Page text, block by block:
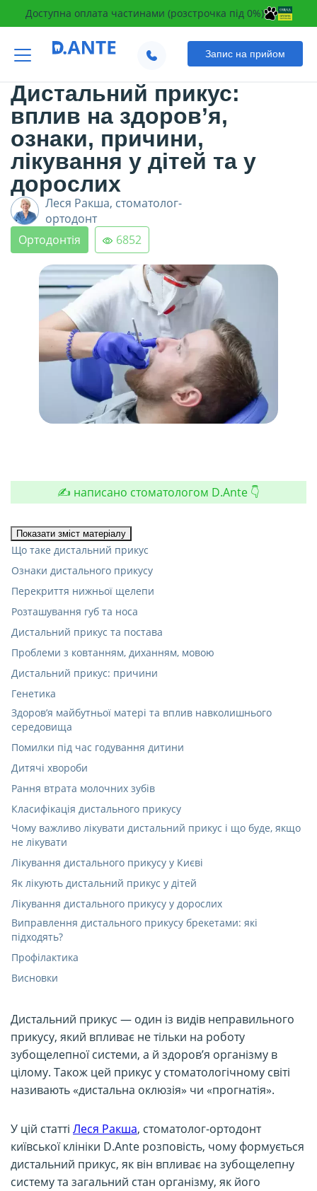
Доступна оплата частинами (розстрочка під 0%)
Запис на прийом
Дистальний прикус:
вплив на здоров’я,
ознаки, причини,
лікування у дітей та у
дорослих
Леся Ракша, стоматолог-
ортодонт
Ортодонтія
6852
✍️ написано стоматологом D.Ante 👇
Показати зміст матеріалу
Що таке дистальний прикус
Ознаки дистального прикусу
Перекриття нижньої щелепи
Розташування губ та носа
Дистальний прикус та постава
Проблеми з ковтанням, диханням, мовою
Дистальний прикус: причини
Генетика
Здоров’я майбутньої матері та вплив навколишнього
середовища
Помилки під час годування дитини
Дитячі хвороби
Рання втрата молочних зубів
Класифікація дистального прикусу
Чому важливо лікувати дистальний прикус і що буде, якщо
не лікувати
Лікування дистального прикусу у Києві
Як лікують дистальний прикус у дітей
Лікування дистального прикусу у дорослих
Виправлення дистального прикусу брекетами: які
підходять?
Профілактика
Висновки
Дистальний прикус — один із видів неправильного
прикусу, який впливає не тільки на роботу
зубощелепної системи, а й здоров’я організму в
цілому. Також цей прикус у стоматологічному світі
називають «дистальна оклюзія» чи «прогнатія».
У цій статті Леся Ракша, стоматолог-ортодонт
київської клініки D.Ante розповість, чому формується
дистальний прикус, як він впливає на зубощелепну
систему та загальний стан організму, як його